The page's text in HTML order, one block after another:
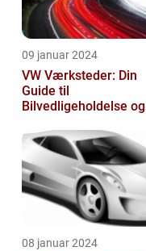
09 januar 2024
VW Værksteder: Din
Guide til
Bilvedligeholdelse og
08 januar 2024